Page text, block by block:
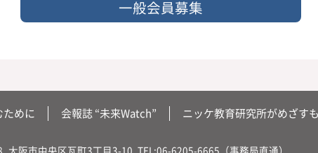
一般会員募集
ために 会報誌 “未来Watch” ニッケ教育研究所がめざす
大阪市中央区瓦町3丁目3-10 TEL:06-6205-6665（事務局直通）